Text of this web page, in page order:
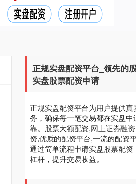
正规实盘配资平台_领先的
实盘股票配资申请
正规实盘配资平台为用户提供真
务，确保每一笔交易都在实盘中
靠。股票大额配资,网上证劵融
资,优质的配资平台,一流的配资
通过简单流程申请实盘股票配资
杠杆，提升交易收益。